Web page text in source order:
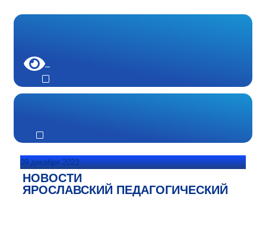
09 декабря 2023
НОВОСТИ
ЯРОСЛАВСКИЙ ПЕДАГОГИЧЕСКИЙ